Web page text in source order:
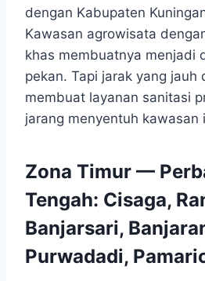
dengan Kabupaten
Kawasan agrowisata
khas membuatnya menjadi
pekan. Tapi jarak yang jauh
membuat layanan sanitasi
jarang menyentuh kawasan
Zona Timur —
Tengah: Cisaga,
Banjarsari,
Purwadadi,